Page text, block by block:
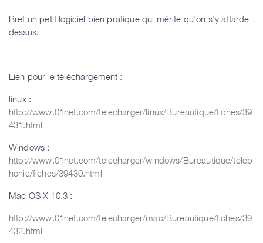
Bref un petit logiciel bien pratique qui mérite qu'on s'y attarde
dessus.
Lien pour le téléchargement :
linux :
http://www.01net.com/telecharger/linux/Bureautique/fiches/39
431.html
Windows :
http://www.01net.com/telecharger/windows/Bureautique/telep
honie/fiches/39430.html
Mac OS X 10.3 :
http://www.01net.com/telecharger/mac/Bureautique/fiches/39
432.html